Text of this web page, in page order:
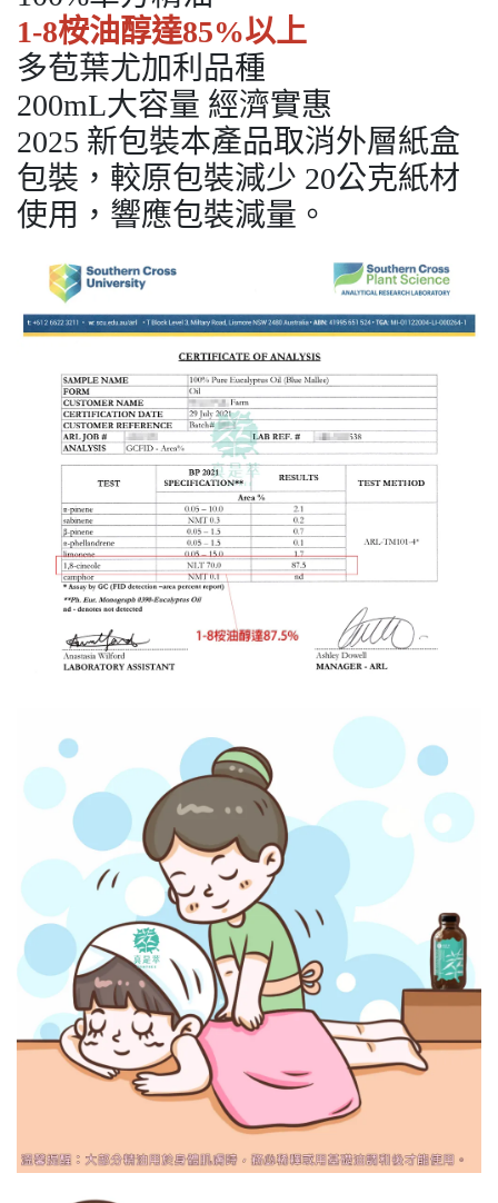
1-8桉油醇達85%以上
多苞葉尤加利品種
200mL大容量 經濟實惠
2025 新包裝本產品取消外層紙盒
包裝，較原包裝減少 20公克紙材
使用，響應包裝減量。